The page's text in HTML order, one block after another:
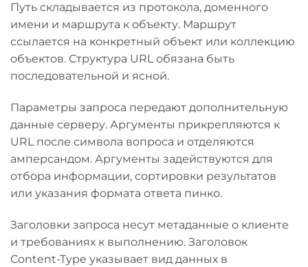
Путь складывается из протокола, доменного
имени и маршрута к объекту. Маршрут
ссылается на конкретный объект или коллекцию
объектов. Структура URL обязана быть
последовательной и ясной.
Параметры запроса передают дополнительную
данные серверу. Аргументы прикрепляются к
URL после символа вопроса и отделяются
амперсандом. Аргументы задействуются для
отбора информации, сортировки результатов
или указания формата ответа пинко.
Заголовки запроса несут метаданные о клиенте
и требованиях к выполнению. Заголовок
Content-Type указывает вид данных в